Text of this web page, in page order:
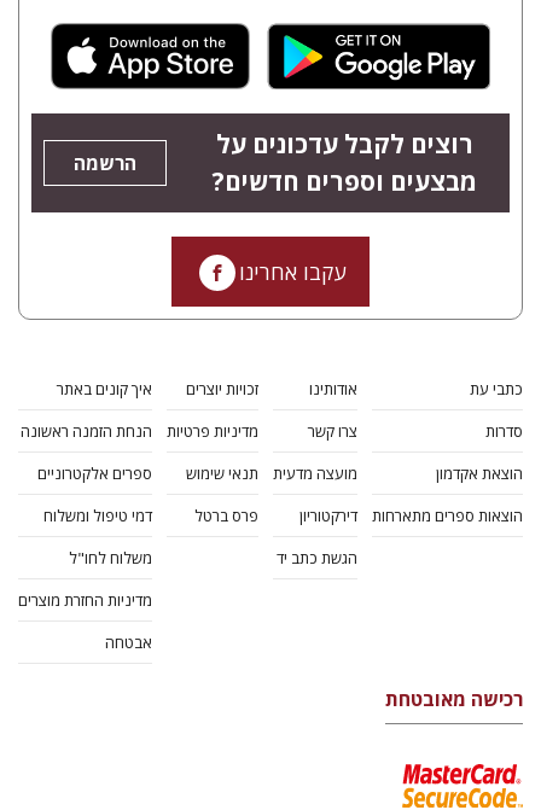
רוצים לקבל עדכונים על
מבצעים וספרים חדשים?
הרשמה
עקבו אחרינו
כתבי עת
סדרות
הוצאת אקדמון
הוצאות ספרים מתארחות
אודותינו
צרו קשר
מועצה מדעית
דירקטוריון
הגשת כתב יד
זכויות יוצרים
מדיניות פרטיות
תנאי שימוש
פרס ברטל
איך קונים באתר
הנחת הזמנה ראשונה
ספרים אלקטרוניים
דמי טיפול ומשלוח
משלוח לחו"ל
מדיניות החזרת מוצרים
אבטחה
רכישה מאובטחת